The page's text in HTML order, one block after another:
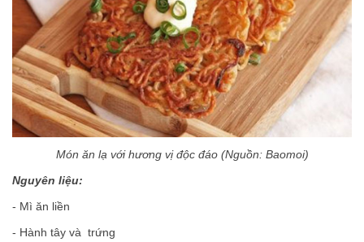
Món ăn lạ với hương vị độc đáo (Nguồn: Baomoi)
Nguyên liệu:
- Mì ăn liền
- Hành tây và trứng